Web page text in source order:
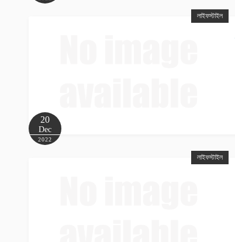
লাইফস্টাইল
20
Dec
2022
লাইফস্টাইল